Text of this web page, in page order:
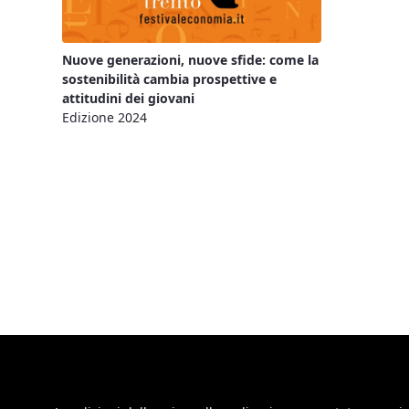
Nuove generazioni, nuove sfide: come la
sostenibilità cambia prospettive e
attitudini dei giovani
Edizione 2024